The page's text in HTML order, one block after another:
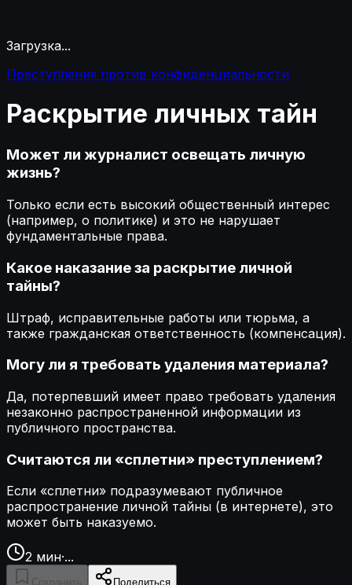
Загрузка...
Преступления против конфиденциальности
Раскрытие личных тайн
Может ли журналист освещать личную
жизнь?
Только если есть высокий общественный интерес
(например, о политике) и это не нарушает
фундаментальные права.
Какое наказание за раскрытие личной
тайны?
Штраф, исправительные работы или тюрьма, а
также гражданская ответственность (компенсация).
Могу ли я требовать удаления материала?
Да, потерпевший имеет право требовать удаления
незаконно распространенной информации из
публичного пространства.
Считаются ли «сплетни» преступлением?
Если «сплетни» подразумевают публичное
распространение личной тайны (в интернете), это
может быть наказуемо.
2 мин·...
Сохранить Поделиться